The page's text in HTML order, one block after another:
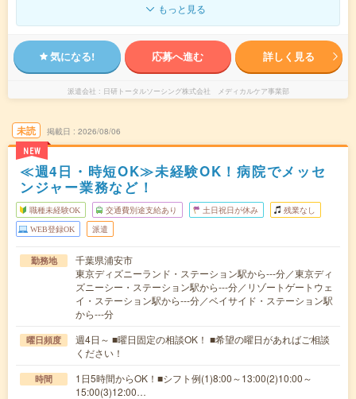
もっと見る
気になる! 応募へ進む 詳しく見る
派遣会社 日研トータルソーシング株式会社 メディカルケア事業部
未読
NEW
掲載日 2026/08/06
≪週4日・時短OK≫未経験OK！病院でメッセ
ンジャー業務など！
職種未経験OK 交通費別途支給あり 土日祝日が休み 残業なし
WEB登録OK 派遣
勤務地
千葉県浦安市
東京ディズニーランド・ステーション駅から---分／東京ディ
ズニーシー・ステーション駅から---分／リゾートゲートウェ
イ・ステーション駅から---分／ベイサイド・ステーション駅
から---分
曜日頻度
週4日～ ■曜日固定の相談OK！ ■希望の曜日があればご相談
ください！
時間
1日5時間からOK！■シフト例(1)8:00～13:00(2)10:00～
15:00(3)12:00…